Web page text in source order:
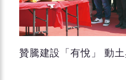
贊騰建設「有悅」 動